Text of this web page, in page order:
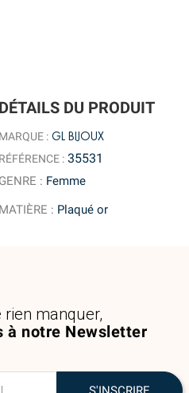
DÉTAILS DU PRODUIT
MARQUE : GL BIJOUX
RÉFÉRENCE : 35531
GENRE : Femme
MATIÈRE : Plaqué or
à notre Newsletter
rien manquer,